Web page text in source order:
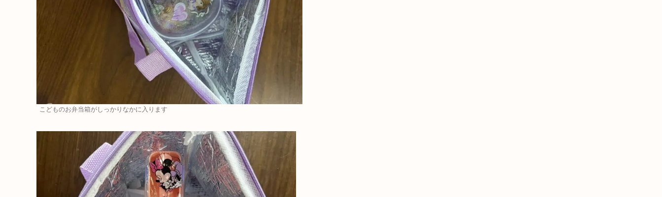
こどものお弁当箱がしっかりなかに入ります